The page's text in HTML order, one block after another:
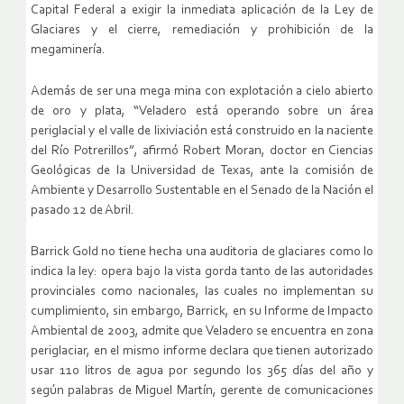
Capital Federal a exigir la inmediata aplicación de la Ley de
Glaciares y el cierre, remediación y prohibición de la
megaminería.
Además de ser una mega mina con explotación a cielo abierto
de oro y plata, “Veladero está operando sobre un área
periglacial y el valle de lixiviación está construido en la naciente
del Río Potrerillos”, afirmó Robert Moran, doctor en Ciencias
Geológicas de la Universidad de Texas, ante la comisión de
Ambiente y Desarrollo Sustentable en el Senado de la Nación el
pasado 12 de Abril.
Barrick Gold no tiene hecha una auditoria de glaciares como lo
indica la ley: opera bajo la vista gorda tanto de las autoridades
provinciales como nacionales, las cuales no implementan su
cumplimiento, sin embargo, Barrick, en su Informe de Impacto
Ambiental de 2003, admite que Veladero se encuentra en zona
periglaciar, en el mismo informe declara que tienen autorizado
usar 110 litros de agua por segundo los 365 días del año y
según palabras de Miguel Martín, gerente de comunicaciones